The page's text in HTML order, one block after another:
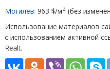
Могилев: 963 $/м2 (без
Использование материалов
с использованием активной
Realt.